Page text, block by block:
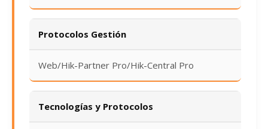
Protocolos Gestión
Web/Hik-Partner Pro/Hik-Central Pro
Tecnologías y Protocolos